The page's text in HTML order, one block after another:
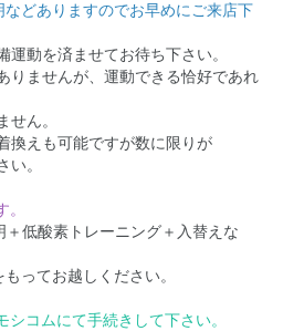
どありますのでお早めにご来店下
運動を済ませてお待ち下さい。
りませんが、運動できる恰好であれ
せん。
換えも可能ですが数に限りが
い。
＋低酸素トレーニング＋入替えな
ってお越しください。
コムにて手続きして下さい。